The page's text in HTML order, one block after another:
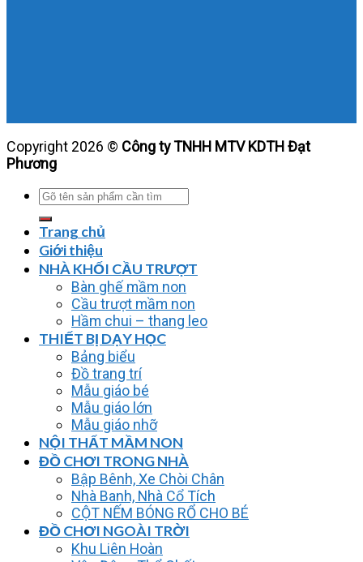
Copyright 2026 © Công ty TNHH MTV KDTH Đạt
Phương
Tìm
kiếm:
Trang chủ
Giới thiệu
NHÀ KHỐI CẦU TRƯỢT
Bàn ghế mầm non
Cầu trượt mầm non
Hầm chui – thang leo
THIẾT BỊ DẠY HỌC
Bảng biểu
Đồ trang trí
Mẫu giáo bé
Mẫu giáo lớn
Mẫu giáo nhỡ
NỘI THẤT MẦM NON
ĐỒ CHƠI TRONG NHÀ
Bập Bênh, Xe Chòi Chân
Nhà Banh, Nhà Cổ Tích
CỘT NẾM BÓNG RỔ CHO BÉ
ĐỒ CHƠI NGOÀI TRỜI
Khu Liên Hoàn